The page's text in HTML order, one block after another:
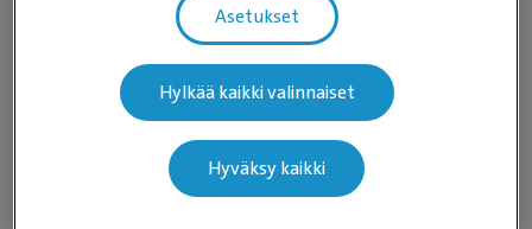
Pohjois-Suomen Eläinsairaala - Eläinlääkäri
Seinäjoen Eläinsairaala
Asetukset
Hylkää kaikki valinnaiset
Hyväksy kaikki